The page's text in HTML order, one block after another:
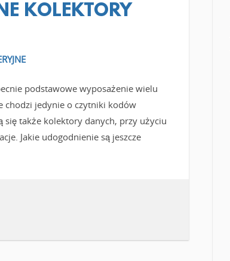
KOLEKTORY
podstawowe wyposażenie wielu
chodzi jedynie o czytniki kodów
także kolektory danych, przy użyciu
Jakie udogodnienie są jeszcze